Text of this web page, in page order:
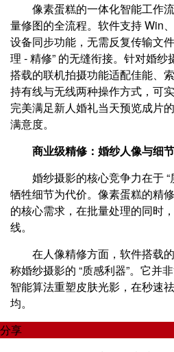
像素蛋糕的一体化智能工作
量修图的全流程。软件支持 Win
设备同步功能，无需反复传输文
理 - 精修” 的无缝衔接。针对婚
搭载的联机拍摄功能适配佳能、
持有线与无线两种操作方式，可
完美满足新人婚礼当天预览成片
满意度。
商业级精修：婚纱人像与细
婚纱摄影的核心竞争力在于
牺牲细节为代价。像素蛋糕的精
的核心需求，在批量处理的同时
线。
在人像精修方面，软件搭载
称婚纱摄影的 “质感利器”。它并
智能算法重塑皮肤光影，在秒速
均。
分享